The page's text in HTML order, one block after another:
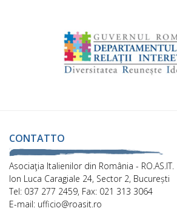
CONTATTO
Asociaţia Italienilor din România - RO.AS.IT.
Ion Luca Caragiale 24, Sector 2, București
Tel: 037 277 2459, Fax: 021 313 3064
E-mail: ufficio@roasit.ro